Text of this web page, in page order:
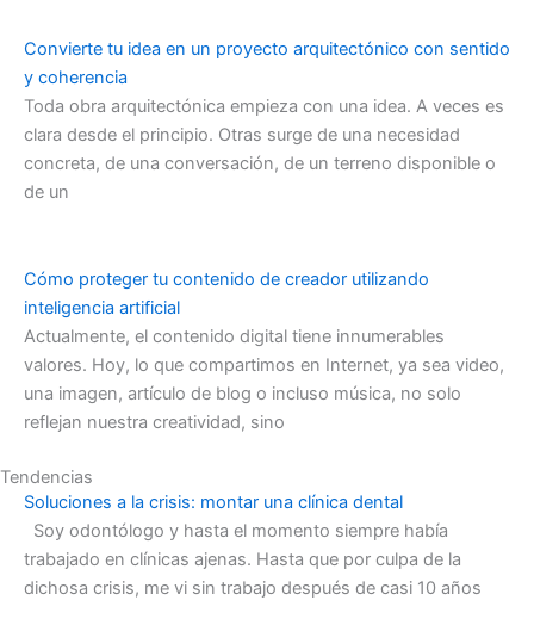
Convierte tu idea en un proyecto arquitectónico con sentido
y coherencia
Toda obra arquitectónica empieza con una idea. A veces es
clara desde el principio. Otras surge de una necesidad
concreta, de una conversación, de un terreno disponible o
de un
Cómo proteger tu contenido de creador utilizando
inteligencia artificial
Actualmente, el contenido digital tiene innumerables
valores. Hoy, lo que compartimos en Internet, ya sea video,
una imagen, artículo de blog o incluso música, no solo
reflejan nuestra creatividad, sino
Tendencias
Soluciones a la crisis: montar una clínica dental
Soy odontólogo y hasta el momento siempre había
trabajado en clínicas ajenas. Hasta que por culpa de la
dichosa crisis, me vi sin trabajo después de casi 10 años